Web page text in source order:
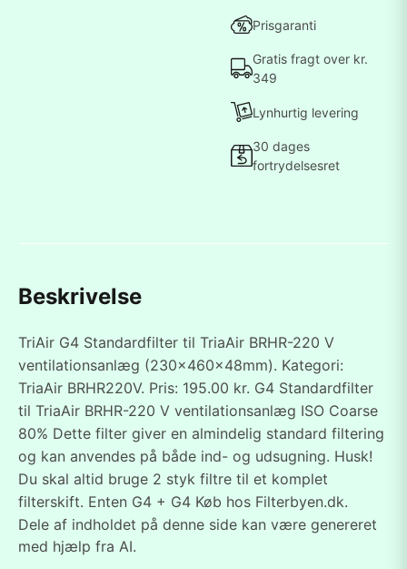
Prisgaranti
Gratis fragt over kr.
349
Lynhurtig levering
30 dages
fortrydelsesret
Beskrivelse
TriAir G4 Standardfilter til TriaAir BRHR-220 V
ventilationsanlæg (230x460x48mm). Kategori:
TriaAir BRHR220V. Pris: 195.00 kr. G4 Standardfilter
til TriaAir BRHR-220 V ventilationsanlæg ISO Coarse
80% Dette filter giver en almindelig standard filtering
og kan anvendes på både ind- og udsugning. Husk!
Du skal altid bruge 2 styk filtre til et komplet
filterskift. Enten G4 + G4 Køb hos Filterbyen.dk.
Dele af indholdet på denne side kan være genereret
med hjælp fra AI.